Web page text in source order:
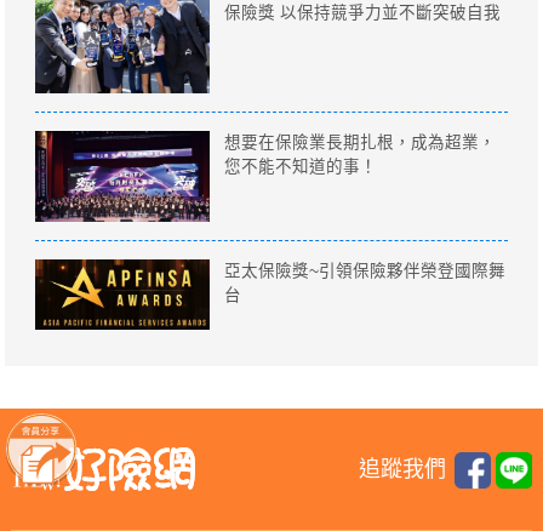
保險獎 以保持競爭力並不斷突破自我
想要在保險業長期扎根，成為超業，
您不能不知道的事！
亞太保險獎~引領保險夥伴榮登國際舞
台
追蹤我們